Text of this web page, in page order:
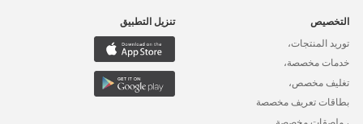
التخصيص
توريد المنتجات،
خدمات مخصصة،
تغليف مخصص،
بطاقات تعريف مخصصة
تنزيل التطبيق